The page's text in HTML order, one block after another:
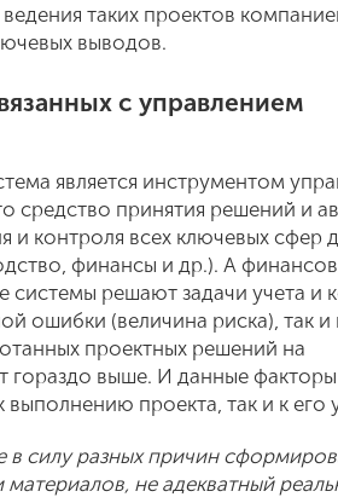
таких проектов
выводов.
с управлением
является инструментом
средство принятия решений и
и контроля всех ключевых сфер
финансы и др.). А
системы решают задачи учета и
ошибки (величина риска), так
проектных решений на
гораздо выше. И данные
проекта, так и к его
силу разных причин
не адекватный